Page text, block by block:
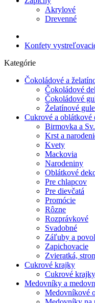
Akrylové
Drevenné
Konfety
Kategórie
Čokoládové a
Čokoládové
Čokoládové
Želatínové gule
Cukrové a oblátkové
Birmovka a
Krst a
Kvety
Mackovia
Narodeniny
Oblátkové
Pre chlapcov
Pre dievčatá
Promócie
Rôzne
Rozprávkové
Svadobné
Záľuby a
Zapichovacie
Zvieratká,
Cukrové krajky
Cukrové krajky
Medovníky a
Medovníkové